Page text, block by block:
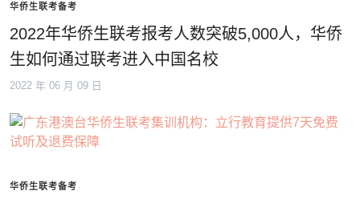
华侨生联考备考
2022年华侨生联考报考人数突破5,000人，华侨
生如何通过联考进入中国名校
2022 年 06 月 09 日
华侨生联考备考